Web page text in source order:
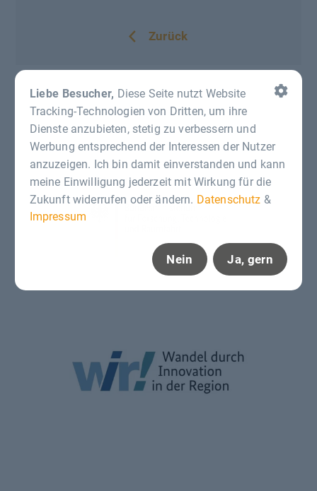
Zurück
Liebe Besucher, Diese Seite nutzt Website
Tracking-Technologien von Dritten, um ihre
Dienste anzubieten, stetig zu verbessern und
Werbung entsprechend der Interessen der Nutzer
anzuzeigen. Ich bin damit einverstanden und kann
meine Einwilligung jederzeit mit Wirkung für die
Zukunft widerrufen oder ändern. Datenschutz &
Impressum
Nein Ja, gern